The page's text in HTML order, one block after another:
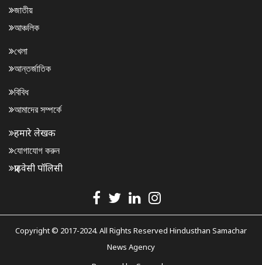
জাতীয়
আঞ্চলিক
খেলা
আন্তর্জাতিক
বিবিধ
আমাদের সম্পর্কে
हमारे लेखक
যোগাযোগ করুন
प्राइवेसी पॉलिसी
Copyright © 2017-2024. All Rights Reserved Hindusthan Samachar
News Agency